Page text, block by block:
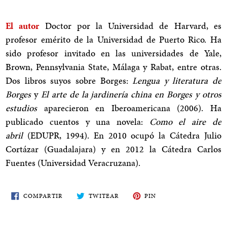
El autor Doctor por la Universidad de Harvard, es
profesor emérito de la Universidad de Puerto Rico. Ha
sido profesor invitado en las universidades de Yale,
Brown, Pennsylvania State, Málaga y Rabat, entre otras.
Dos libros suyos sobre Borges:Lengua y literatura de
Borgesy El arte de la jardinería china en Borges y otros
estudiosaparecieron en Iberoamericana (2006). Ha
publicado cuentos y una novela: Como el aire de
abril (EDUPR, 1994). En 2010 ocupó la Cátedra Julio
Cortázar (Guadalajara) y en 2012 la Cátedra Carlos
Fuentes (Universidad Veracruzana).
COMPARTIR COMPARTE
EN
TWITEAR TWITEA
EN
PIN